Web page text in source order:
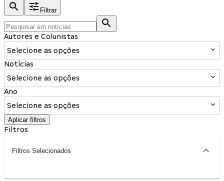
Filtrar
Autores e Colunistas
Selecione as opções
Notícias
Selecione as opções
Ano
Selecione as opções
Aplicar filtros
Filtros
Filtros Selecionados